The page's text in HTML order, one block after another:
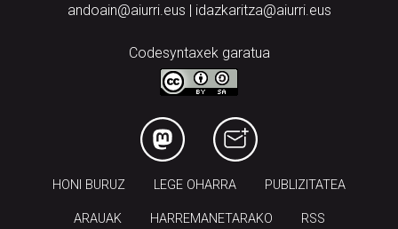
andoain@aiurri.eus | idazkaritza@aiurri.eus
Codesyntaxek garatua
HONI BURUZ LEGE OHARRA PUBLIZITATEA
ARAUAK HARREMANETARAKO RSS